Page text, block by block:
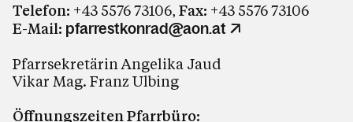
Telefon: +43 5576 73106, Fax: +43 5576 73106
E-Mail: pfarrestkonrad@aon.at
Pfarrsekretärin Angelika Jaud
Vikar Mag. Franz Ulbing
Öffnungszeiten Pfarrbüro: